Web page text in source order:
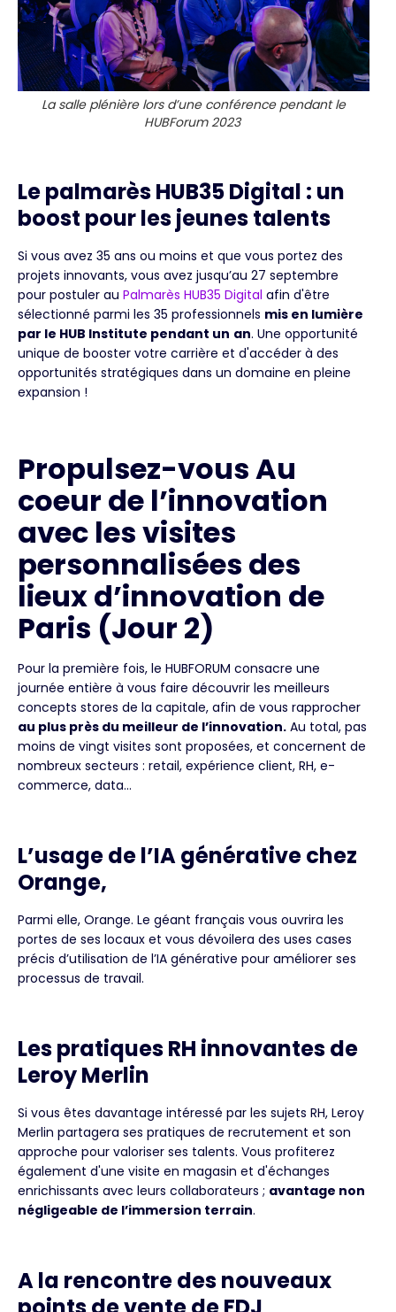
La salle plénière lors d’une conférence pendant le
HUBForum 2023
Le palmarès HUB35 Digital : un
boost pour les jeunes talents
Si vous avez 35 ans ou moins et que vous portez des
projets innovants, vous avez jusqu’au 27 septembre
pour postuler au Palmarès HUB35 Digital afin d'être
sélectionné parmi les 35 professionnels mis en lumière
par le HUB Institute pendant un an. Une opportunité
unique de booster votre carrière et d'accéder à des
opportunités stratégiques dans un domaine en pleine
expansion !
Propulsez-vous Au
coeur de l’innovation
avec les visites
personnalisées des
lieux d’innovation de
Paris (Jour 2)
Pour la première fois, le HUBFORUM consacre une
journée entière à vous faire découvrir les meilleurs
concepts stores de la capitale, afin de vous rapprocher
au plus près du meilleur de l’innovation. Au total, pas
moins de vingt visites sont proposées, et concernent de
nombreux secteurs : retail, expérience client, RH, e-
commerce, data…
L’usage de l’IA générative chez
Orange,
Parmi elle, Orange. Le géant français vous ouvrira les
portes de ses locaux et vous dévoilera des uses cases
précis d’utilisation de l’IA générative pour améliorer ses
processus de travail.
Les pratiques RH innovantes de
Leroy Merlin
Si vous êtes davantage intéressé par les sujets RH, Leroy
Merlin partagera ses pratiques de recrutement et son
approche pour valoriser ses talents. Vous profiterez
également d'une visite en magasin et d'échanges
enrichissants avec leurs collaborateurs ; avantage non
négligeable de l’immersion terrain.
A la rencontre des nouveaux